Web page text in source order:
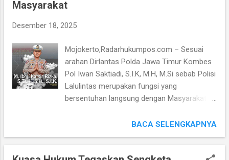
disebutkan, bahwa AKBP William Coenelis
tugas sebagai Pamen Polda Jawa Timur.
Tuban, Jawa Timur sementara dipimpin oleh
Kombes Agung Setyo Nugroho. Alasan
Polda Jawa Timur Berhentikan Sementara
AKBP William Cornelis Tanasale (WT) dari
Jabatan Kapolres Tuban. Dalam hal ini Kabid
Abraham Abast ketika dikonfirmasi
mengatakan, bahwa benar AKBP William
Masyarakat
Desember 18, 2025
Mojokerto,Radarhukumpos.com – Sesuai
arahan Dirlantas Polda Jawa Timur Kombes
Pol Iwan Saktiadi, S.I.K, M.H, M.Si sebab Polisi
Lalulintas merupakan fungsi yang
bersentuhan langsung dengan Masyarakat.
"Polantas Menyapa" Masyarakat agar bisa
dirasakan atas kehadiran Polisi Lalulintas,
khususnya petugas di Unit Pelayanan Kantor
BACA SELENGKAPNYA